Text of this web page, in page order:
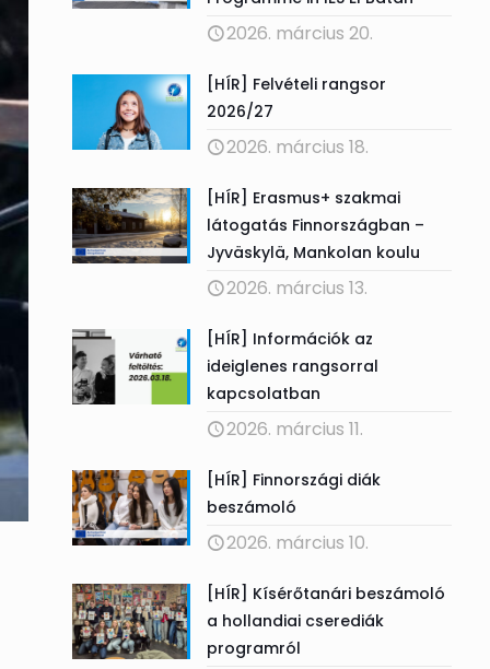
2026. március 20.
[HÍR] Felvételi rangsor
2026/27
2026. március 18.
[HÍR] Erasmus+ szakmai
látogatás Finnországban –
Jyväskylä, Mankolan koulu
2026. március 13.
[HÍR] Információk az
ideiglenes rangsorral
kapcsolatban
2026. március 11.
[HÍR] Finnországi diák
beszámoló
2026. március 10.
[HÍR] Kísérőtanári beszámoló
a hollandiai cserediák
programról